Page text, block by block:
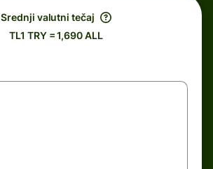
Srednji valutni tečaj
TL1 TRY = 1,690 ALL